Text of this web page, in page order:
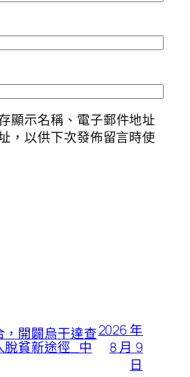
顯示名稱、電子郵件地址
，以供下次發佈留言時使
，開闢烏干達查
脫貧新途徑_中
2026 年
8 月 9
日